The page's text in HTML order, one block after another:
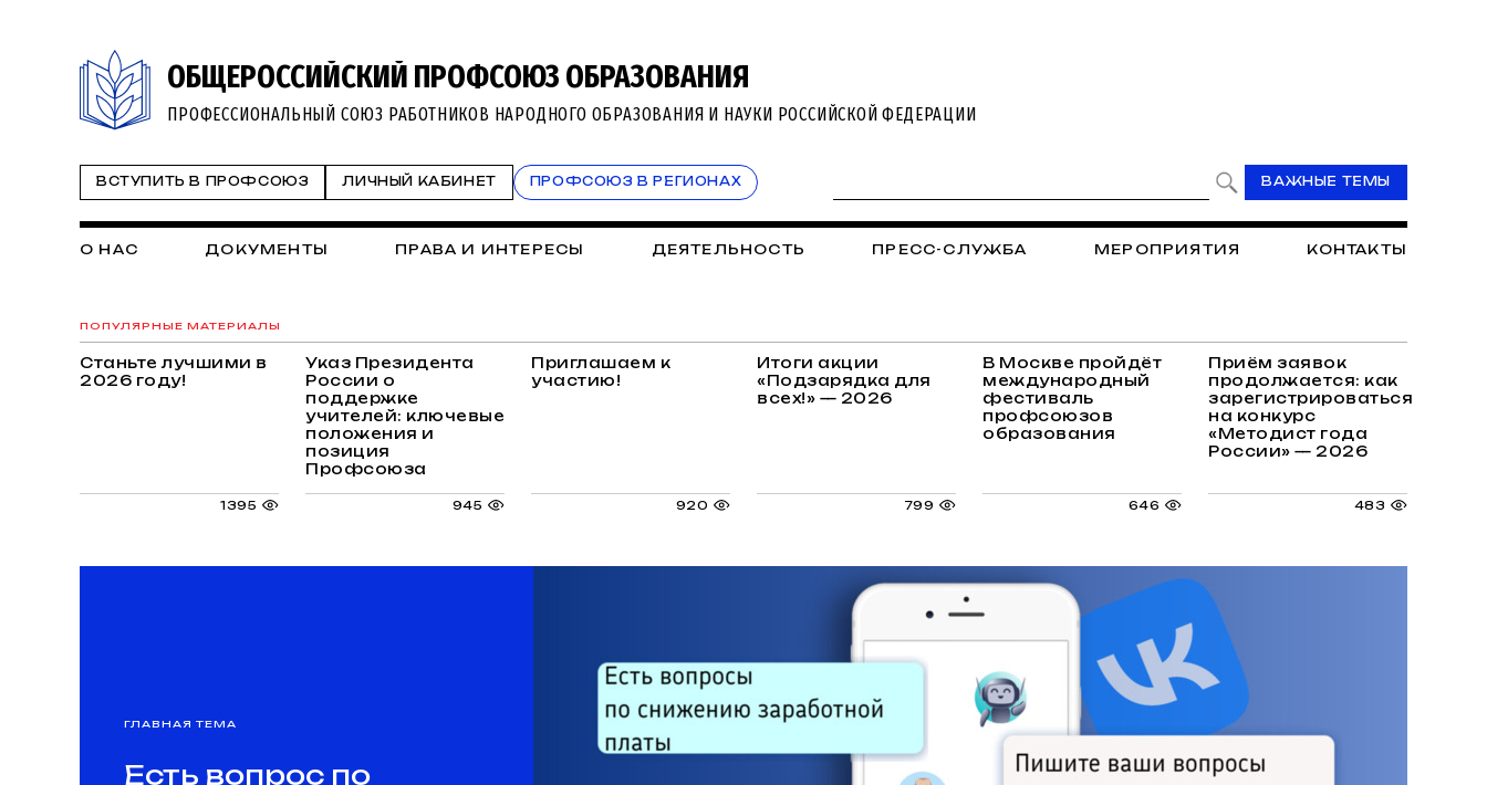
ОБЩЕРОССИЙСКИЙ ПРОФСОЮЗ ОБРАЗОВАНИЯ
ПРОФЕССИОНАЛЬНЫЙ СОЮЗ РАБОТНИКОВ НАРОДНОГО ОБРАЗОВАНИЯ И НАУКИ РОССИЙСКОЙ ФЕДЕРАЦИИ
ВСТУПИТЬ В ПРОФСОЮЗ ЛИЧНЫЙ КАБИНЕТ ПРОФСОЮЗ В РЕГИОНАХ ВАЖНЫЕ ТЕМЫ
О НАС ДОКУМЕНТЫ ПРАВА И ИНТЕРЕСЫ ДЕЯТЕЛЬНОСТЬ ПРЕСС-СЛУЖБА МЕРОПРИЯТИЯ КОНТАКТЫ
ПОПУЛЯРНЫЕ МАТЕРИАЛЫ
Станьте лучшими в
2026 году!
1395
Указ Президента
России о
поддержке
учителей: ключевые
положения и
позиция
Профсоюза
945
Приглашаем к
участию!
920
Итоги акции
«Подзарядка для
всех!» — 2026
799
В Москве пройдёт
международный
фестиваль
профсоюзов
образования
646
Приём заявок
продолжается: как
зарегистрироваться
на конкурс
«Методист года
России» — 2026
483
ГЛАВНАЯ ТЕМА
Есть вопрос по